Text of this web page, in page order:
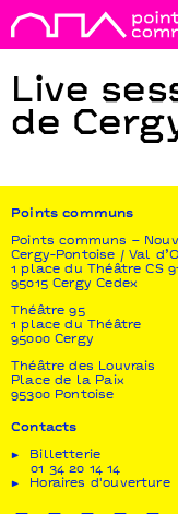
Live
de
Points communs
Points communs –
Cergy-Pontoise / Val
1 place du Théâtre CS
95015 Cergy Cedex
Théâtre 95
1 place du Théâtre
95000 Cergy
Théâtre des Louvrais
Place de la Paix
95300 Pontoise
Contacts
Billetterie
01 34 20 14 14
Horaires d'ouverture